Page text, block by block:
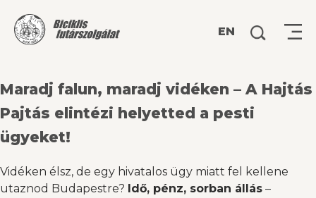
EN Keresés:
Maradj falun, maradj vidéken – A Hajtás
Pajtás elintézi helyetted a pesti
ügyeket!
Vidéken élsz, de egy hivatalos ügy miatt fel kellene
utaznod Budapestre? Idő, pénz, sorban állás –